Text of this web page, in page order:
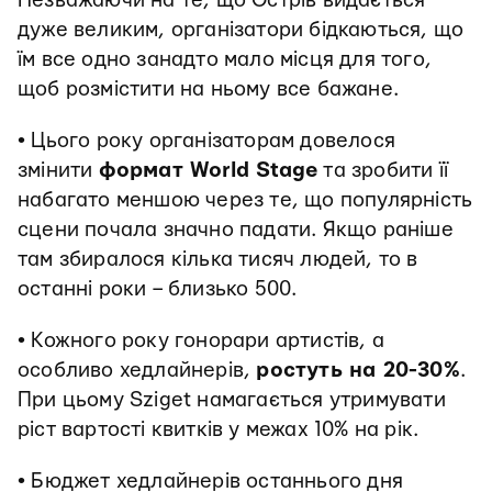
дуже великим, організатори бідкаються, що
їм все одно занадто мало місця для того,
щоб розмістити на ньому все бажане.
• Цього року організаторам довелося
змінити формат World Stage та зробити її
набагато меншою через те, що популярність
сцени почала значно падати. Якщо раніше
там збиралося кілька тисяч людей, то в
останні роки – близько 500.
• Кожного року гонорари артистів, а
особливо хедлайнерів, ростуть на 20-30%.
При цьому Sziget намагається утримувати
ріст вартості квитків у межах 10% на рік.
• Бюджет хедлайнерів останнього дня